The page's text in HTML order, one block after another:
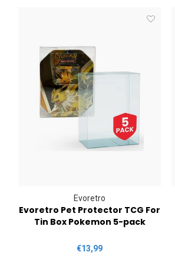
Evoretro
Evoretro Pet Protector TCG For
Tin Box Pokemon 5-pack
€13,99